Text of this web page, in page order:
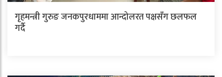
गृहमन्त्री गुरुङ जनकपुरधाममा आन्दोलरत पक्षसँग छलफल
गर्दै